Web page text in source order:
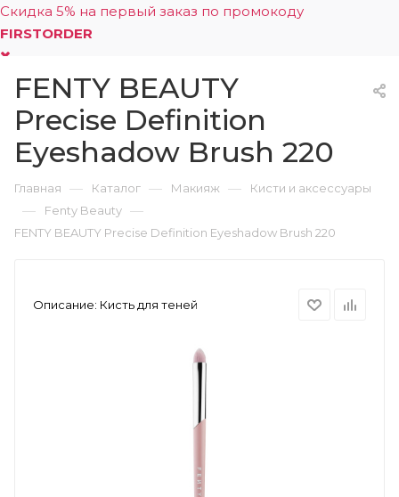
Скидка 5% на первый заказ по промокоду
FIRSTORDER
0
FENTY BEAUTY
Precise Definition
Eyeshadow Brush 220
Главная — Каталог — Макияж — Кисти и аксессуары
— Fenty Beauty —
FENTY BEAUTY Precise Definition Eyeshadow Brush 220
Описание: Кисть для теней